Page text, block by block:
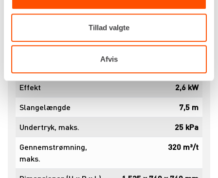
Tillad valgte
Afvis
cyklonstøvsuger – vi hjælper dig med det rigtige
Specifikationer Dokumenter
Effekt
2,6 kW
Slangelængde
7,5 m
Undertryk, maks.
25 kPa
Gennemstrømning,
maks.
320 m³/t